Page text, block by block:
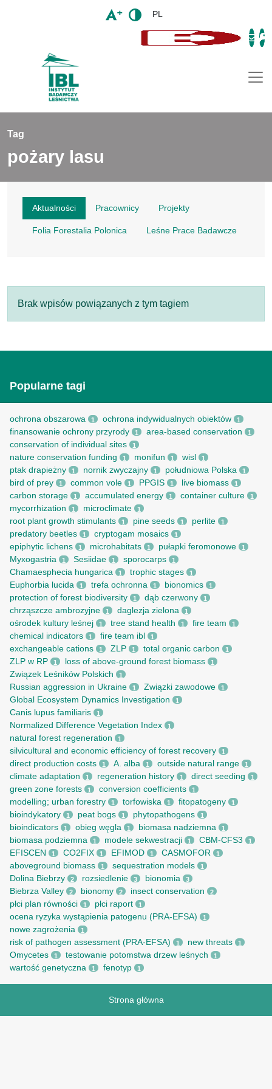
PL
Tag
pożary lasu
Aktualności Pracownicy Projekty
Folia Forestalia Polonica Leśne Prace Badawcze
Brak wpisów powiązanych z tym tagiem
Popularne tagi
ochrona obszarowa 1 ochrona indywidualnych obiektów 1
finansowanie ochrony przyrody 1 area-based conservation 1
conservation of individual sites 1
nature conservation funding 1 monifun 1 wisl 1
ptak drapieżny 1 nornik zwyczajny 1 południowa Polska 1
bird of prey 1 common vole 1 PPGIS 1 live biomass 1
carbon storage 1 accumulated energy 1 container culture 1
mycorrhization 1 microclimate 1
root рlant growth stimulants 1 pine seeds 1 perlite 1
predatory beetles 1 cryptogam mosaics 1
epiphytic lichens 1 microhabitats 1 pułapki feromonowe 1
Myxogastria 1 Sesiidae 1 sporocarps 1
Chamaesphecia hungarica 1 trophic stages 1
Euphorbia lucida 1 trefa ochronna 1 bionomics 1
protection of forest biodiversity 1 dąb czerwony 1
chrząszcze ambrozyjne 1 daglezja zielona 1
ośrodek kultury leśnej 1 tree stand health 1 fire team 1
chemical indicators 1 fire team ibl 1
exchangeable cations 1 ZLP 1 total organic carbon 1
ZLP w RP 1 loss of above-ground forest biomass 1
Związek Leśników Polskich 1
Russian aggression in Ukraine 1 Związki zawodowe 1
Global Ecosystem Dynamics Investigation 1
Canis lupus familiaris 1
Normalized Difference Vegetation Index 1
natural forest regeneration 1
silvicultural and economic efficiency of forest recovery 1
direct production costs 1 A. alba 1 outside natural range 1
climate adaptation 1 regeneration history 1 direct seeding 1
green zone forests 1 conversion coefficients 1
modelling; urban forestry 1 torfowiska 1 fitopatogeny 1
bioindykatory 1 peat bogs 1 phytopathogens 1
bioindicators 1 obieg węgla 1 biomasa nadziemna 1
biomasa podziemna 1 modele sekwestracji 1 CBM-CFS3 1
EFISCEN 1 CO2FIX 1 EFIMOD 1 CASMOFOR 1
aboveground biomass 1 sequestration models 1
Dolina Biebrzy 2 rozsiedlenie 3 bionomia 3
Biebrza Valley 2 bionomy 2 insect conservation 2
płci plan równości 1 płci raport 1
ocena ryzyka wystąpienia patogenu (PRA-EFSA) 1
nowe zagrożenia 1
risk of pathogen assessment (PRA-EFSA) 1 new threats 1
Omycetes 1 testowanie potomstwa drzew leśnych 1
wartość genetyczna 1 fenotyp 1
Strona główna